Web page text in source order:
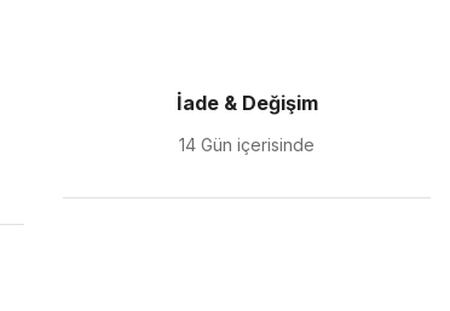
İade & Değişim
14 Gün içerisinde